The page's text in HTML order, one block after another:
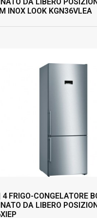
INOX LOOK KGN36VLEA
4 FRIGO-CONGELATORE
DA LIBERO